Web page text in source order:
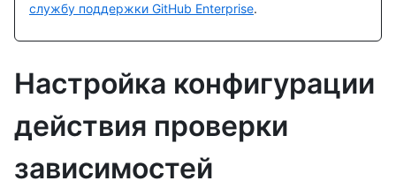
службу поддержки GitHub Enterprise.
Настройка конфигурации
действия проверки
зависимостей